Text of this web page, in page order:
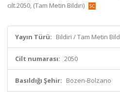
cilt.2050, (Tam Metin Bildiri)
Yayın Türü: Bildiri / Tam Metin
Cilt numarası: 2050
Basıldığı Şehir: Bozen-Bolzano